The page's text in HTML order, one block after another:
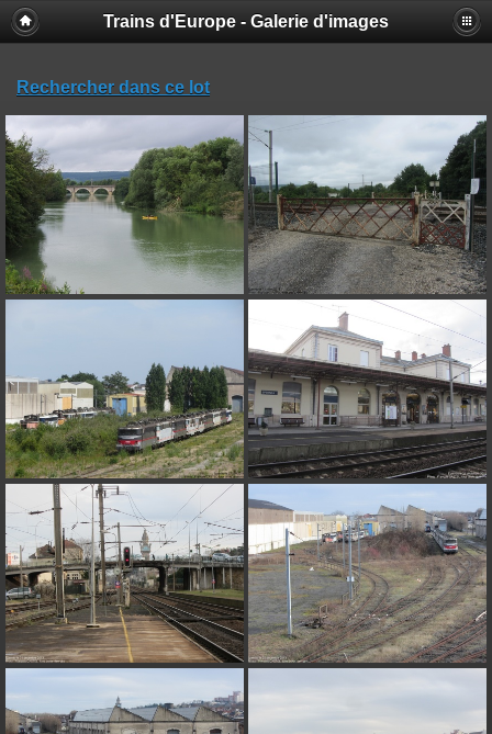
Trains d'Europe - Galerie d'images
Rechercher dans ce lot